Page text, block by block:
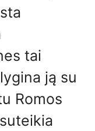
tai
ją su
Romos